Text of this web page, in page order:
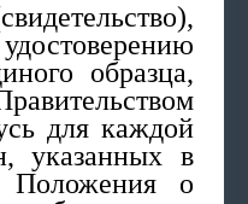
образца,
для каждой
указанных в
о